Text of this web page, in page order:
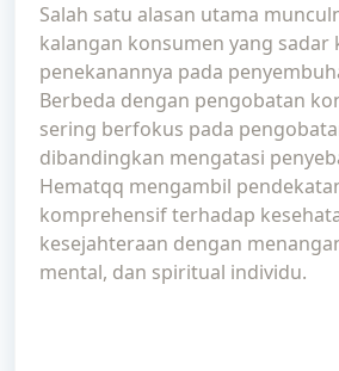
Salah satu alasan utama
kalangan konsumen yang sadar
penekanannya pada
Berbeda dengan pengobatan
sering berfokus pada
dibandingkan mengatasi
Hematqq mengambil
komprehensif terhadap
kesejahteraan dengan
mental, dan spiritual individu.